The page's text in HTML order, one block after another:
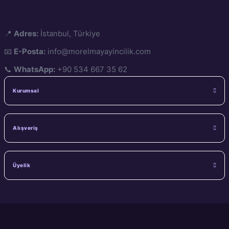
📍 Adres: İstanbul, Türkiye
📧 E-Posta: info@morelmayayincilik.com
📞 WhatsApp: +90 534 667 35 62
Kurumsal
Alışveriş
Üyelik